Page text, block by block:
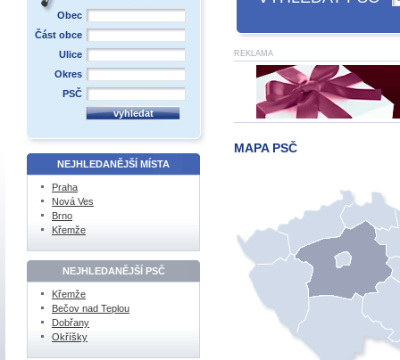
REKLAMA
MAPA PSČ
Obec
Část obce
Ulice
Okres
PSČ
NEJHLEDANĚJŠÍ MÍSTA
Praha
Nová Ves
Brno
Křemže
NEJHLEDANĚJŠÍ PSČ
Křemže
Bečov nad Teplou
Dobřany
Okříšky